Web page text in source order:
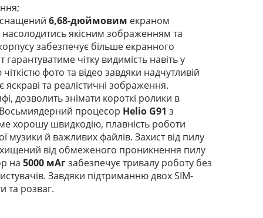
6,68-дюймовим екраном
якісним зображенням та
забезпечує більше екранного
чітку видимість навіть у
фото та відео завдяки надчутливій
та реалістичні зображення.
дозволить знімати короткі ролики в
процесор Helio G91 з
хорошу швидкодію, плавність роботи
й важливих файлів. Захист від пилу
від обмеженого проникнення пилу
на 5000 мАгзабезпечує тривалу роботу без
Завдяки підтриманню двох SIM-
та розваг.